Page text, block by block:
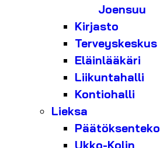
Joensuu
Kirjasto
Terveyskeskus
Eläinlääkäri
Liikuntahalli
Kontiohalli
Lieksa
Päätöksenteko
Ukko-Kolin